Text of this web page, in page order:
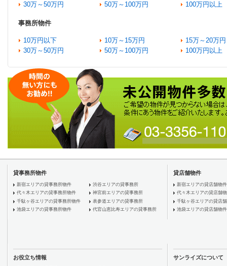
30万～50万円
50万～100万円 100万円以上
事務所物件
10万円以下 10万～15万円
15万～20万円
30万～50万円
50万～100万円 100万円以上
貸事務所物件
新宿エリアの貸事務所物件
代々木エリアの貸事務所物件
千駄ヶ谷エリアの貸事務所物件
池袋エリアの貸事務所物件
渋谷エリアの貸事務所
神宮前エリアの貸事務所
表参道エリアの貸事務所
代官山恵比寿エリアの貸事務所
貸店舗物件
新宿エリアの貸店舗物件
代々木エリアの貸店舗
千駄ヶ谷エリアの貸店
池袋エリアの貸店舗物件
お役立ち情報 サンライズについて